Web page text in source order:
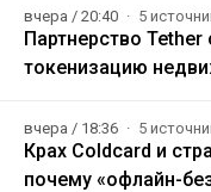
вчера / 20:40 5
Партнерство Tether
токенизацию
вчера / 18:36 5
Крах Coldcard и
почему «офлайн-